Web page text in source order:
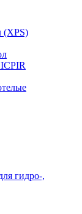
(XPS)
гидро-,